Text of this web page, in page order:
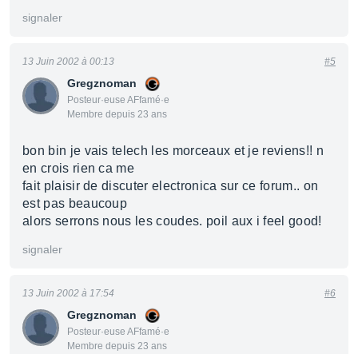
signaler
Gregznoman
Posteur·euse AFfamé·e
Membre depuis 23 ans
13 Juin 2002 à 00:13 #5
bon bin je vais telech les morceaux et je reviens!! n
en crois rien ca me
fait plaisir de discuter electronica sur ce forum.. on
est pas beaucoup
alors serrons nous les coudes. poil aux i feel good!
signaler
Gregznoman
Posteur·euse AFfamé·e
Membre depuis 23 ans
13 Juin 2002 à 17:54 #6